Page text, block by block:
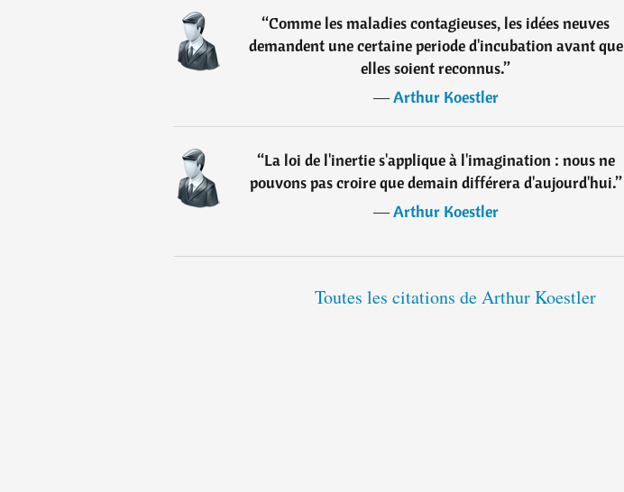
“Comme les maladies contagieuses, les idées neuves
demandent une certaine periode d'incubation avant que
elles soient reconnus.”
―Arthur Koestler
“La loi de l'inertie s'applique à l'imagination : nous ne
pouvons pas croire que demain différera d'aujourd'hui.”
―Arthur Koestler
Toutes les citations de Arthur Koestler